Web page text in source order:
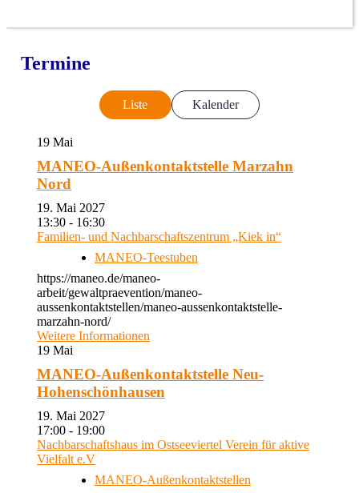
Termine
Liste Kalender
19 Mai
MANEO-Außenkontaktstelle Marzahn
Nord
19. Mai 2027
13:30 - 16:30
Familien- und Nachbarschaftszentrum „Kiek in“
MANEO-Teestuben
https://maneo.de/maneo-
arbeit/gewaltpraevention/maneo-
aussenkontaktstellen/maneo-aussenkontaktstelle-
marzahn-nord/
Weitere Informationen
19 Mai
MANEO-Außenkontaktstelle Neu-
Hohenschönhausen
19. Mai 2027
17:00 - 19:00
Nachbarschaftshaus im Ostseeviertel Verein für aktive
Vielfalt e.V
MANEO-Außenkontaktstellen